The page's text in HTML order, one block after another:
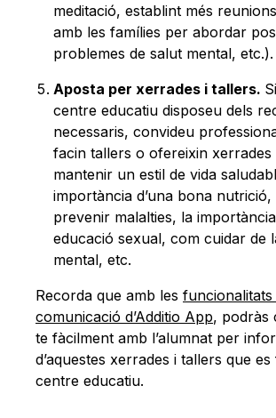
meditació, establint més
amb les famílies per abordar
problemes de salut mental, etc.).
Aposta per xerrades i tallers.
centre educatiu disposeu dels
necessaris, convideu
facin tallers o ofereixin
mantenir un estil de vida
importància d’una bona
prevenir malalties, la
educació sexual, com cuidar de
mental, etc.
Recorda que amb les funcionalitats
comunicació d’Additio App, podràs
te fàcilment amb l’alumnat per
d’aquestes xerrades i tallers que
centre educatiu.